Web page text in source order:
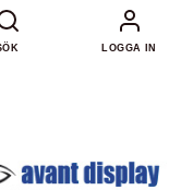
LOGGA IN